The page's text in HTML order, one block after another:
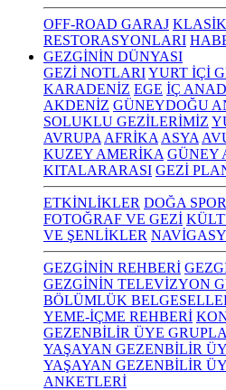
OFF-ROAD GARAJ
RESTORASYONLARI
GEZGİNİN DÜNYASI
GEZİ NOTLARIYURT İÇİ
KARADENİZ EGE İÇ
AKDENİZ GÜNEYDOĞU
SOLUKLU GEZİLERİMİZ
AVRUPA AFRİKA ASYA
KUZEY AMERİKA GÜNEY
KITALARARASI GEZİ
ETKİNLİKLER DOĞA
FOTOĞRAF VE GEZİ
VE ŞENLİKLER
GEZGİNİN REHBERİ
GEZGİNİN TELEVİZYON
BÖLÜMLÜK
YEME-İÇME REHBERİ
GEZENBİLİR ÜYE
YAŞAYAN GEZENBİLİR
YAŞAYAN GEZENBİLİR
ANKETLERİ